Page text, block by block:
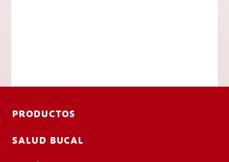
PRODUCTOS
SALUD BUCAL